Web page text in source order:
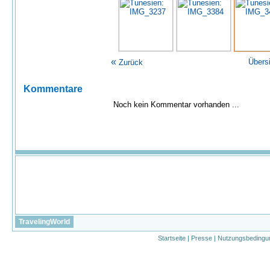
« Zurück
Kommentare
Noch kein Kommentar vorhanden ...
TravelingWorld
Startseite | Presse |